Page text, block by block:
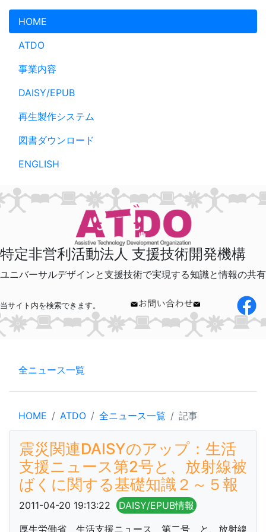
メインコンテンツへスキップ
HOME
ATDO
事業内容
DAISY/EPUB
再生製作システム
図書ダウンロード
ENGLISH
特定非営利活動法人 支援技術開発機構
ユニバーサルデザインと支援技術で実現する知識と情報の共有
当サイト内を検索できます。
全ニュース一覧
HOME ATDO 全ニュース一覧 記事
震災関連DAISYのアップ：生活
支援ニュース第2号と、放射線被
ばくに関する基礎知識２～５報
2011-04-20 19:13:22
DAISY/EPUB情報
厚生労働省 生活支援ニュース 第二号 と、放射線